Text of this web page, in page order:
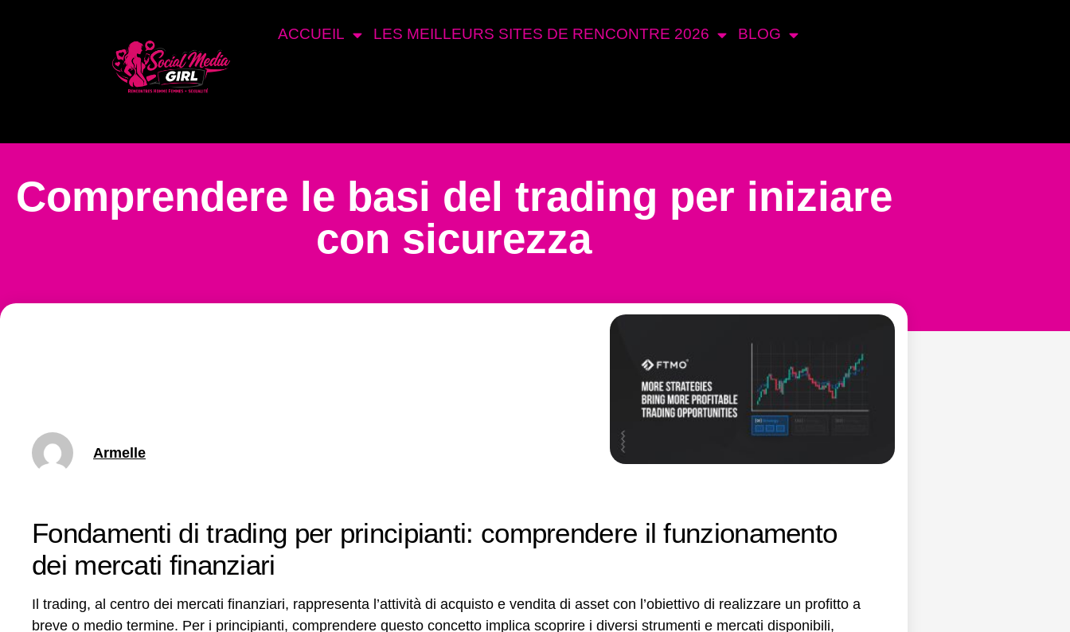
ACCUEIL LES MEILLEURS SITES DE RENCONTRE 2026 BLOG
Comprendere le basi del trading per iniziare
con sicurezza
Armelle
Fondamenti di trading per principianti: comprendere il funzionamento
dei mercati finanziari
Il trading, al centro dei mercati finanziari, rappresenta l’attività di acquisto e vendita di asset con l’obiettivo di realizzare un profitto a
breve o medio termine. Per i principianti, comprendere questo concetto implica scoprire i diversi strumenti e mercati disponibili,